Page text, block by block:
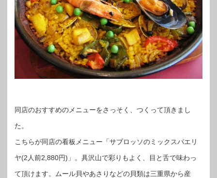
同店のおすすめのメニューをさっそく、つくって頂きまし
た。
こちらが同店の看板メニュー「サブロッソのミックスパエリ
ヤ(2人前2,880円)」。具沢山で彩りもよく、目と舌で味わっ
て頂けます。ムール貝やあさりなどの貝類は三重県から産